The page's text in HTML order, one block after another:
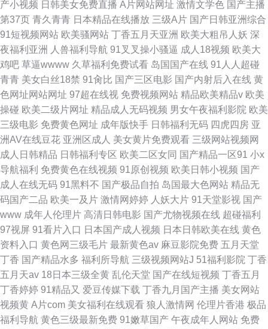
产小视频 日韩美女免费直播 A片网站网址 激情文学色 国产主播
第37页 青久青青 日本精品在线播放 三级A片 国产日韩亚洲综合
91短视频网站 欧美骚网站 丁香五月天亚洲 欧美大粗吊人妖 深
夜福利亚洲
人兽福利导航 91叉叉操小骚逼 成人18视频 欧美大
鸡吧 草逼wwww 久草福利免费试看 岛国国产在线 91人人超碰
青青 美女白丝18禁 91肏比 国产三区电影 国产内射后入在线 黄
色网址网站网址 97超在线视 免费视频网站 精品欧美精品v 欧美
操碰 欧美二级片网址 精品成人无码视频 男女午夜福利影院 欧美
三级电影 免费黄色网址 成年版快手 日韩福利无码 四虎四房 亚
洲AV在线豆花 亚洲区成人 美女黄片免费观看 三级网站视频网
成人日韩精品 日韩福利专区 欧美二区女同 国产精品一区91 小x
导航福利 免费黄色在线视频 91原创视频 欧美日韩小视频 国产
成人在线无码 91黑料不 国产极品自拍 岛国最大色网站 精品无
码国产二品 欧美一及片 激情网婷婷 人妖大片 91天堂影视 国产
www 成年人伦理片 高清日韩电影 国产尤物视频在线 超碰福利
97视屏 91看片入口 日本国产成人视频 日本日韩欧美在线 黄色
资料入口 黄色网三级毛片 最新黄色av 麻豆影院免费 五月天堂
丁香 国产精品水多 福利所导航 三级视频网站J 51福利影院 丁香
五月天av 18日本三级全黄 乱伦天堂 国产在线短视频 丁香五月
丁香婷婷 91精品又 爱豆传媒下载 丁香九月国产主播 美女网站
视频黄 A片com 美女福利在线观看 狼人激情网 伦理片香港 极品
福利导航 黄色三级最新免费 91嫩草国产 午夜成年人网站 免费